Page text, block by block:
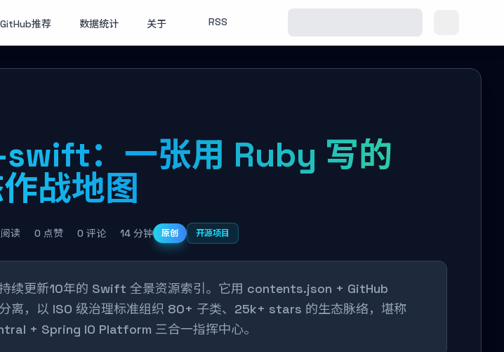
GitHub推荐 数据统计 关于 RSS
：一张用 Ruby 写的
战地图
读 0 点赞 0 评论 14 分钟 原创 开源项目
续更新10年的 Swift 全景资源索引。它用 contents.json + GitHub
离，以 ISO 级治理标准组织 80+ 子类、25k+ stars 的生态脉络，堪称
+ Spring IO Platform 三合一指挥中心。